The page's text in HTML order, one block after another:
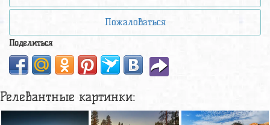
Пожаловаться
Поделиться
Релевантные картинки: